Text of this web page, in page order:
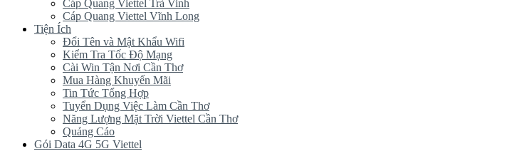
Cáp Quang Viettel Trà Vinh
Cáp Quang Viettel Vĩnh Long
Tiện Ích
Đổi Tên và Mật Khẩu Wifi
Kiểm Tra Tốc Độ Mạng
Cài Win Tận Nơi Cần Thơ
Mua Hàng Khuyến Mãi
Tin Tức Tổng Hợp
Tuyển Dụng Việc Làm Cần Thơ
Năng Lượng Mặt Trời Viettel Cần Thơ
Quảng Cáo
Gói Data 4G 5G Viettel